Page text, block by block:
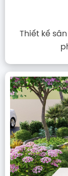
Thiết kế